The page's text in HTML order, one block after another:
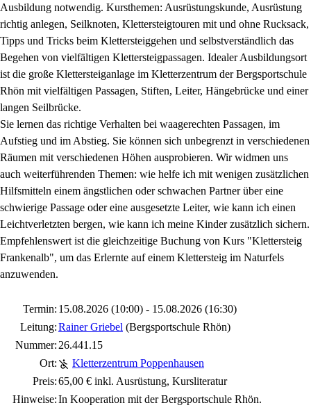
Ausbildung notwendig. Kursthemen: Ausrüstungskunde, Ausrüstung
richtig anlegen, Seilknoten, Klettersteigtouren mit und ohne Rucksack,
Tipps und Tricks beim Klettersteiggehen und selbstverständlich das
Begehen von vielfältigen Klettersteigpassagen. Idealer Ausbildungsort
ist die große Klettersteiganlage im Kletterzentrum der Bergsportschule
Rhön mit vielfältigen Passagen, Stiften, Leiter, Hängebrücke und einer
langen Seilbrücke.
Sie lernen das richtige Verhalten bei waagerechten Passagen, im
Aufstieg und im Abstieg. Sie können sich unbegrenzt in verschiedenen
Räumen mit verschiedenen Höhen ausprobieren. Wir widmen uns
auch weiterführenden Themen: wie helfe ich mit wenigen zusätzlichen
Hilfsmitteln einem ängstlichen oder schwachen Partner über eine
schwierige Passage oder eine ausgesetzte Leiter, wie kann ich einen
Leichtverletzten bergen, wie kann ich meine Kinder zusätzlich sichern.
Empfehlenswert ist die gleichzeitige Buchung von Kurs "Klettersteig
Frankenalb", um das Erlernte auf einem Klettersteig im Naturfels
anzuwenden.
Termin: 15.08.2026 (10:00) - 15.08.2026 (16:30)
Leitung:Rainer Griebel (Bergsportschule Rhön)
Nummer: 26.441.15
Ort:
Kletterzentrum Poppenhausen
Preis:65,00 € inkl. Ausrüstung, Kursliteratur
Hinweise:In Kooperation mit der Bergsportschule Rhön.